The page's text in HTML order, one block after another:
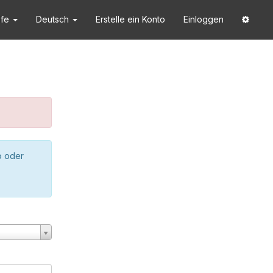
Deutsch Erstelle ein Konto Einloggen
oder